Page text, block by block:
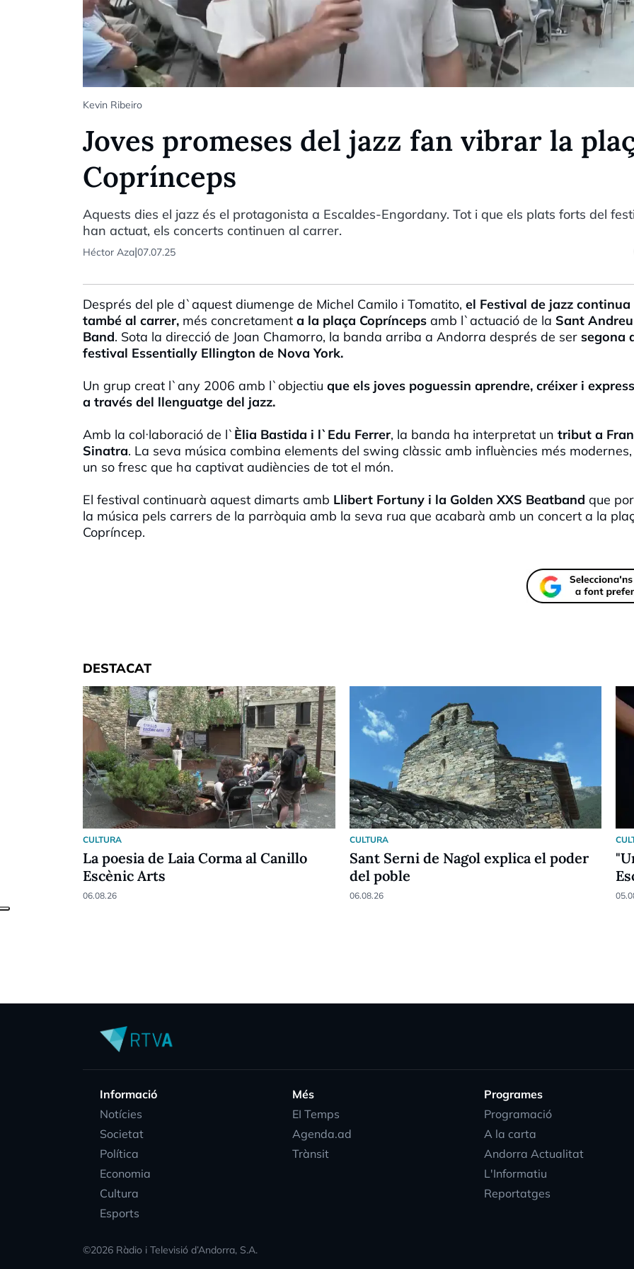
Kevin Ribeiro
Joves promeses del jazz fan vibrar la
Coprínceps
Aquests dies el jazz és el protagonista a Escaldes-Engordany. Tot i que els plats forts del
han actuat, els concerts continuen al carrer.
Héctor Aza|07.07.25
Després del ple d`aquest diumenge de Michel Camilo i Tomatito, el Festival de jazz continua
també al carrer, més concretament a la plaça Coprínceps amb l`actuació de la Sant
Band. Sota la direcció de Joan Chamorro, la banda arriba a Andorra després de ser segona
festival Essentially Ellington de Nova York.
Un grup creat l`any 2006 amb l`objectiu que els joves poguessin aprendre, créixer i
a través del llenguatge del jazz.
Amb la col·laboració de l` Èlia Bastida i l`Edu Ferrer, la banda ha interpretat un tribut a
Sinatra. La seva música combina elements del swing clàssic amb influències més
un so fresc que ha captivat audiències de tot el món.
El festival continuarà aquest dimarts amb Llibert Fortuny i la Golden XXS Beatband que
la música pels carrers de la parròquia amb la seva rua que acabarà amb un concert a la
Copríncep.
DESTACAT
CULTURA
La poesia de Laia Corma al Canillo
Escènic Arts
06.08.26
CULTURA
Sant Serni de Nagol explica el poder
del poble
06.08.26
Informació
Notícies
Societat
Política
Economia
Cultura
Esports
Més
EI Temps
Agenda.ad
Trànsit
Programes
Programació
A la carta
Andorra Actualitat
L'Informatiu
Reportatges
©2026 Ràdio i Televisió d’Andorra, S.A.